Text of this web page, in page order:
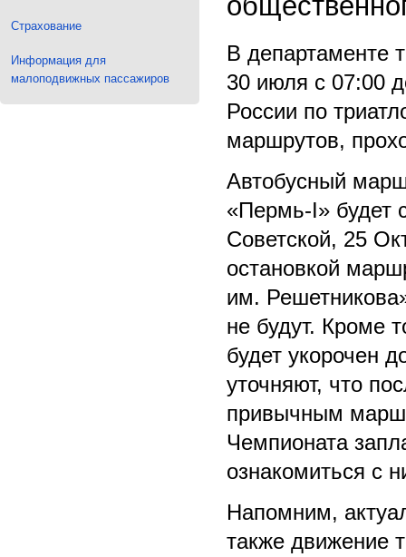
Страхование
Информация для
малоподвижных пассажиров
В департаменте
30 июля с 07:00
России по
маршрутов,
Автобусный
«Пермь-I» будет
Советской, 25
остановкой
им.
не будут. Кроме
будет укорочен
уточняют, что
привычным
Чемпионата
ознакомиться с
Напомним,
также движение